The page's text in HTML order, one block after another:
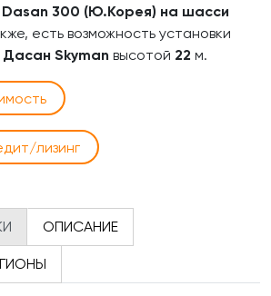
Dasan 300 (Ю.Корея) на шасси
есть возможность установки
Дасан Skyman высотой 22 м.
лизинг
ОПИСАНИЕ